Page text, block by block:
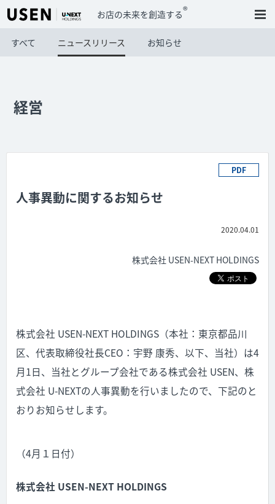
お店の未来を創造する®
すべて ニュースリリース お知らせ
経営
PDF
人事異動に関するお知らせ
2020.04.01
株式会社 USEN-NEXT HOLDINGS
株式会社 USEN-NEXT HOLDINGS（本社：東京都品川
区、代表取締役社長CEO：宇野 康秀、以下、当社）は4
月1日、当社とグループ会社である株式会社 USEN、株
式会社 U-NEXTの人事異動を行いましたので、下記のと
おりお知らせします。
（4月１日付）
株式会社 USEN-NEXT HOLDINGS